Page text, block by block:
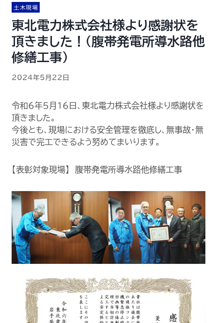
土木現場
東北電力株式会社様より感謝状を
頂きました！（腹帯発電所導水路他
修繕工事）
2024年5月22日
令和6年5月16日、東北電力株式会社様より感謝状を
頂きました。
今後とも、現場における安全管理を徹底し、無事故・無
災害で完工できるよう努めてまいります。
【表彰対象現場】 腹帯発電所導水路他修繕工事